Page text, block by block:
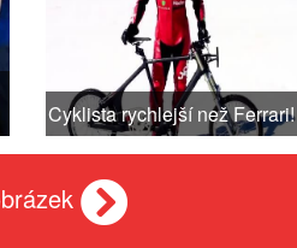
Cyklista rychlejší než Ferrari!